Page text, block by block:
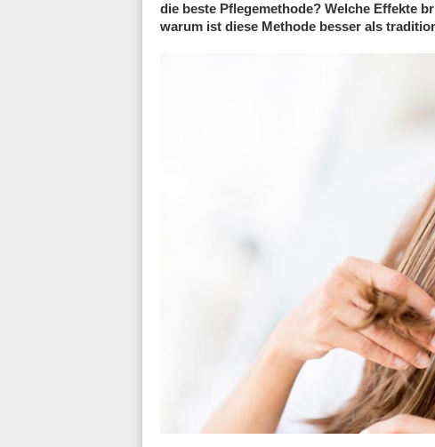
die beste Pflegemethode? Welche Effekte
warum ist diese Methode besser als